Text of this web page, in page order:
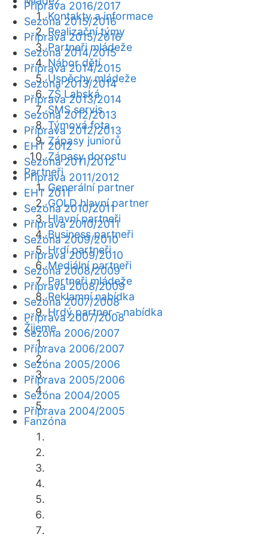
Kontakty a informace
Realizační týmy
Partneři mládeže
Nábor dětí
Úspěchy mládeže
ZŠ Labská
SMS servis
Týmová fota
Zápasy juniorů
Zápasy dorostu
Partneři
Generální partner
GOLD hlavní partner
Hlavní partneři
Business partneři
Hrdí partneři
Mediální partneři
Partneři mládeže
Reklamní nabídka
Hrdý partner - nabídka
Žijeme
Fanzóna
Příprava 2016/2017
Sezóna 2015/2016
Příprava 2015/2016
Sezóna 2014/2015
Příprava 2014/2015
Sezóna 2013/2014
Příprava 2013/2014
Sezóna 2012/2013
Příprava 2012/2013
EHT 2012
Sezóna 2011/2012
Příprava 2011/2012
EHT 2011
Sezóna 2010/2011
Příprava 2010/2011
Sezóna 2009/2010
Příprava 2009/2010
Sezóna 2008/2009
Příprava 2008/2009
Sezóna 2007/2008
Příprava 2007/2008
Sezóna 2006/2007
Příprava 2006/2007
Sezóna 2005/2006
Příprava 2005/2006
Sezóna 2004/2005
Příprava 2004/2005